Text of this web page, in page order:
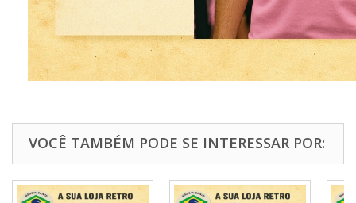
VOCÊ TAMBÉM PODE SE INTERESSAR POR: